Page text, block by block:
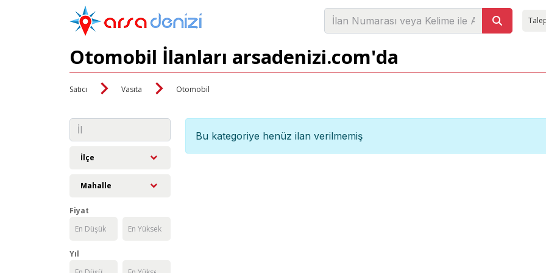
Otomobil İlanları arsadenizi.com'da
Satıcı Vasıta Otomobil
İlçe
Mahalle
Fiyat
Yıl
Bu kategoriye henüz ilan verilmemiş